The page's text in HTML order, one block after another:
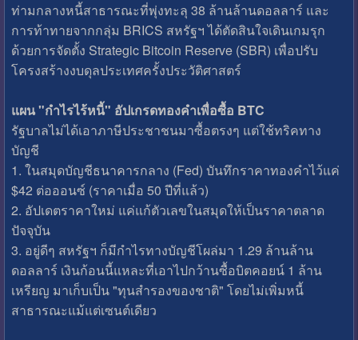
ท่ามกลางหนี้สาธารณะที่พุ่งทะลุ 38 ล้านล้านดอลลาร์ และ
การท้าทายจากกลุ่ม BRICS สหรัฐฯ ได้ตัดสินใจเดินเกมรุก
ด้วยการจัดตั้ง Strategic Bitcoin Reserve (SBR) เพื่อปรับ
โครงสร้างงบดุลประเทศครั้งประวัติศาสตร์
แผน "กำไรไร้หนี้" อัปเกรดทองคำเพื่อซื้อ BTC
รัฐบาลไม่ได้เอาภาษีประชาชนมาซื้อตรงๆ แต่ใช้ทริคทาง
บัญชี
1. ​ในสมุดบัญชีธนาคารกลาง (Fed) บันทึกราคาทองคำไว้แค่
$42 ต่อออนซ์ (ราคาเมื่อ 50 ปีที่แล้ว)
2. ​อัปเดตราคาใหม่ แค่แก้ตัวเลขในสมุดให้เป็นราคาตลาด
ปัจจุบัน
3. ​อยู่ดีๆ สหรัฐฯ ก็มีกำไรทางบัญชีโผล่มา 1.29 ล้านล้าน
ดอลลาร์ เงินก้อนนี้แหละที่เอาไปกว้านซื้อบิตคอยน์ 1 ล้าน
เหรียญ มาเก็บเป็น "ทุนสำรองของชาติ" โดยไม่เพิ่มหนี้
สาธารณะแม้แต่เซนต์เดียว